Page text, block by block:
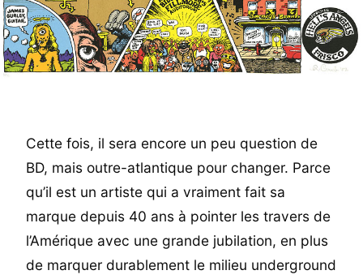
Cette fois, il sera encore un peu question de
BD, mais outre-atlantique pour changer. Parce
qu’il est un artiste qui a vraiment fait sa
marque depuis 40 ans à pointer les travers de
l’Amérique avec une grande jubilation, en plus
de marquer durablement le milieu underground